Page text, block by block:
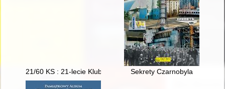
21/60 KS : 21-lecie Klubu Studio : 60-lecie Kultury Studenckiej
Sekrety Czarnobyla